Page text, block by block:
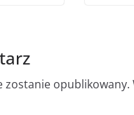
zostanie opublikowany.